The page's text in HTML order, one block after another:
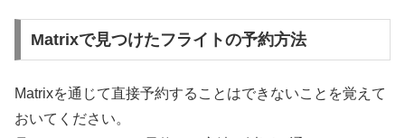
Matrixで見つけたフライトの予約方法
Matrixを通じて直接予約することはできないことを覚えて
おいてください。